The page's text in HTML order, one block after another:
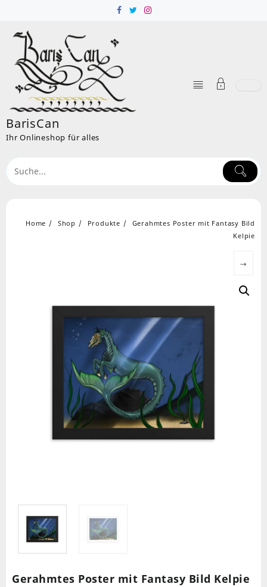
content
BarisCan
Ihr Onlineshop für alles
Home Shop Produkte
Gerahmtes Poster mit Fantasy Bild
Kelpie
→
Gerahmtes Poster mit Fantasy Bild Kelpie